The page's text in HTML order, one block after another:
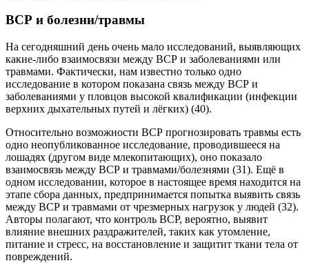
ВСР и болезни/травмы
На сегодняшний день очень мало исследований, выявляющих
какие-либо взаимосвязи между ВСР и заболеваниями или
травмами. Фактически, нам известно только одно
исследование в котором показана связь между ВСР и
заболеваниями у пловцов высокой квалификации (инфекции
верхних дыхательных путей и лёгких) (40).
Относительно возможности ВСР прогнозировать травмы есть
одно неопубликованное исследование, проводившееся на
лошадях (другом виде млекопитающих), оно показало
взаимосвязь между ВСР и травмами/болезнями (31). Ещё в
одном исследовании, которое в настоящее время находится на
этапе сбора данных, предпринимается попытка выявить связь
между ВСР и травмами от чрезмерных нагрузок у людей (32).
Авторы полагают, что контроль ВСР, вероятно, выявит
влияние внешних раздражителей, таких как утомление,
питание и стресс, на восстановление и защитит ткани тела от
повреждений.